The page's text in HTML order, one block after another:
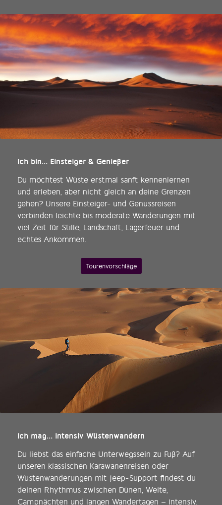
Ich bin… Einsteiger & Genießer
Du möchtest Wüste erstmal sanft kennenlernen
und erleben, aber nicht gleich an deine Grenzen
gehen? Unsere Einsteiger- und Genussreisen
verbinden leichte bis moderate Wanderungen mit
viel Zeit für Stille, Landschaft, Lagerfeuer und
echtes Ankommen.
Tourenvorschläge
Ich mag… intensiv Wüstenwandern
Du liebst das einfache Unterwegssein zu Fuß? Auf
unseren klassischen Karawanenreisen oder
Wüstenwanderungen mit Jeep-Support findest du
deinen Rhythmus zwischen Dünen, Weite,
Campnächten und langen Wandertagen – intensiv,